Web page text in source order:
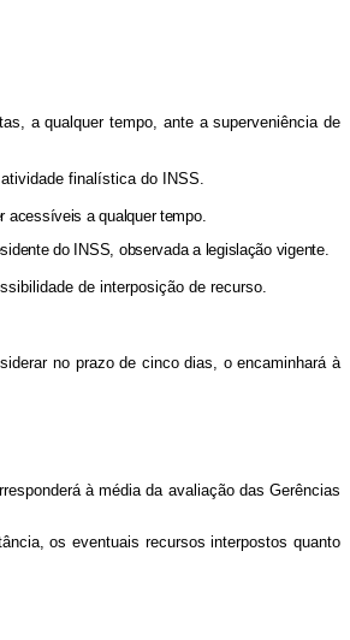
a qualquer tempo, ante a superveniência de
finalística do INSS.
acessíveis a qualquer tempo.
do INSS, observada a legislação vigente.
de interposição de recurso.
no prazo de cinco dias, o encaminhará à
à média da avaliação das Gerências
os eventuais recursos interpostos quanto